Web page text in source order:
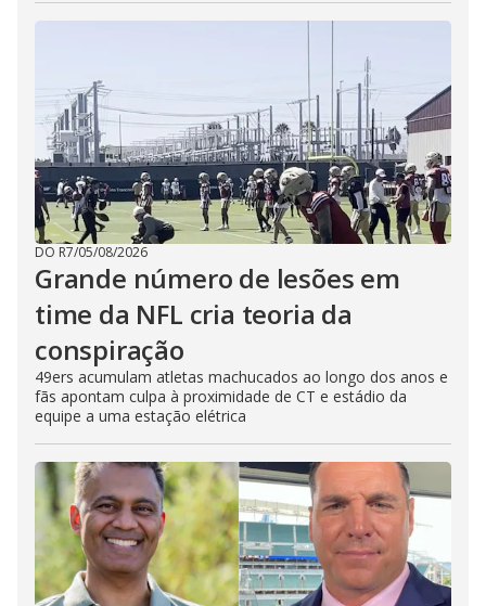
DO R7/05/08/2026
Grande número de lesões em
time da NFL cria teoria da
conspiração
49ers acumulam atletas machucados ao longo dos anos e
fãs apontam culpa à proximidade de CT e estádio da
equipe a uma estação elétrica